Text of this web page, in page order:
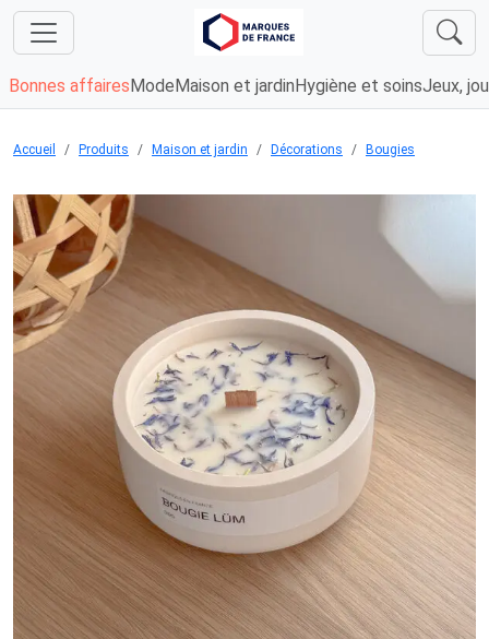
Bonnes affaires Mode Maison et jardin Hygiène et soinsJeux,
Accueil Produits Maison et jardin Décorations Bougies